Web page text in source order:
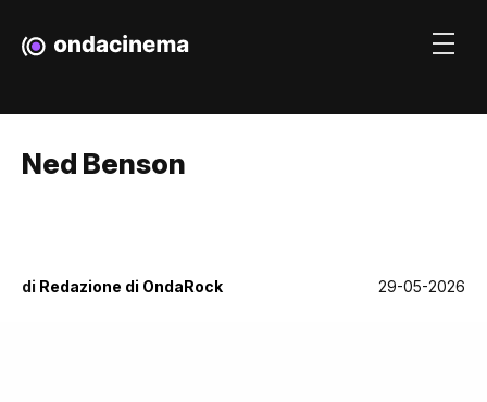
Ned Benson
di Redazione di OndaRock 29-05-2026